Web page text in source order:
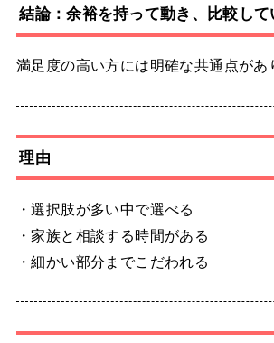
結論：余裕を持って動き、比較して
満足度の高い方には明確な共通点があ
理由
・選択肢が多い中で選べる
・家族と相談する時間がある
・細かい部分までこだわれる